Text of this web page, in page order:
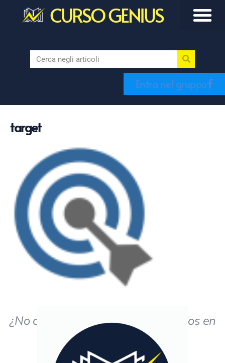
CURSO GENIUS
Entra nel gruppo
target
¿No obtiene los resultados deseados en
el estudio?